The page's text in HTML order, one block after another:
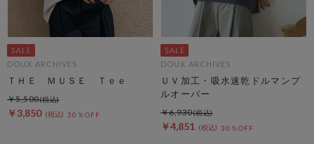
DOUX ARCHIVES
ＴＨＥ ＭＵＳＥ Ｔｅｅ
￥3,850 30％OFF
￥5,500
DOUX ARCHIVES
ＵＶ加工・吸水速乾ドルマンプ
ルオーバー
￥4,851 30％OFF
￥6,930